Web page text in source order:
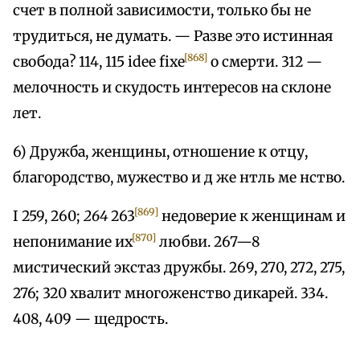
счет в полной зависимости, только бы не
трудиться, не думать. — Разве это истинная
свобода? 114, 115 idee fixe[868] о смерти. 312 —
мелочность и скудость интересов на склоне
лет.
6) Дружба, женщины, отношение к отцу,
благородство, мужество и д же нтль ме нство.
I 259, 260; 264263[869] недоверие к женщинам и
непонимание их[870] любви. 267—8
мистический экстаз дружбы. 269, 270, 272, 275,
276; 320 хвалит многоженство дикарей. 334.
408, 409 — щедрость.